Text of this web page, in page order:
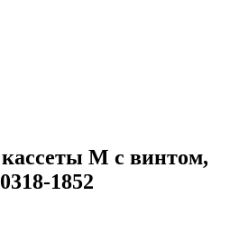
M с винтом,
1852